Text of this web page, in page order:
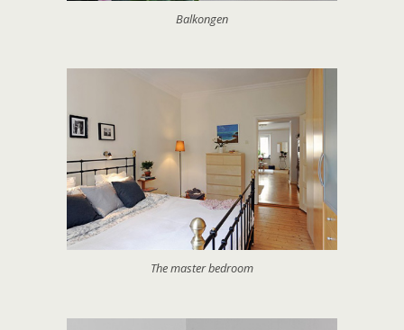
Balkongen
The master bedroom